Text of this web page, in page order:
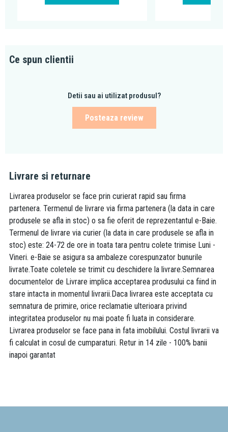
Ce spun clientii
Detii sau ai utilizat produsul?
Posteaza review
Livrare si returnare
Livrarea produselor se face prin curierat rapid sau firma
partenera. Termenul de livrare via firma partenera (la data in care
produsele se afla in stoc) o sa fie oferit de reprezentantul e-Baie.
Termenul de livrare via curier (la data in care produsele se afla in
stoc) este: 24-72 de ore in toata tara pentru colete trimise Luni -
Vineri. e-Baie se asigura sa ambaleze corespunzator bunurile
livrate.Toate coletele se trimit cu deschidere la livrare.Semnarea
documentelor de Livrare implica acceptarea produsului ca fiind in
stare intacta in momentul livrarii.Daca livrarea este acceptata cu
semnatura de primire, orice reclamatie ulterioara privind
integritatea produselor nu mai poate fi luata in considerare.
Livrarea produselor se face pana in fata imobilului. Costul livrarii va
fi calculat in cosul de cumparaturi. Retur in 14 zile - 100% banii
inapoi garantat